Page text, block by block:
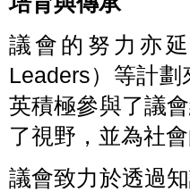
議會的努力亦
Leaders）等計
英積極參與了議
了視野，並為社
議會致力於透過